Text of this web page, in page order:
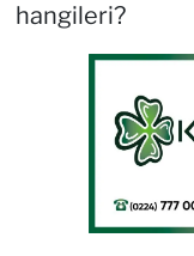
hangileri?